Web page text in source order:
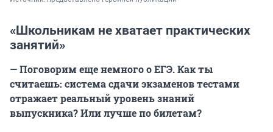
«Школьникам не хватает практических
занятий»
— Поговорим еще немного о ЕГЭ. Как ты
считаешь: система сдачи экзаменов тестами
отражает реальный уровень знаний
выпускника? Или лучше по билетам?